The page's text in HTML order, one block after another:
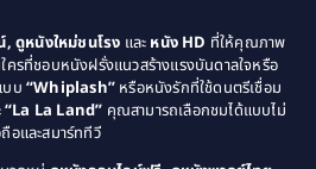
Age ก้าวพ้นวัย(1)
of-Age(3)
1978
1975
1970
ดูหนังใหม่ชนโรง และ หนัง HD ที่ให้คุณภาพ
ครที่ชอบหนังฝรั่งแนวสร้างแรงบันดาลใจหรือ
บบ “Whiplash” หรือหนังรักที่ใช้ดนตรีเชื่อม
“La La Land” คุณสามารถเลือกชมได้แบบไม่
และสมาร์ททีวี